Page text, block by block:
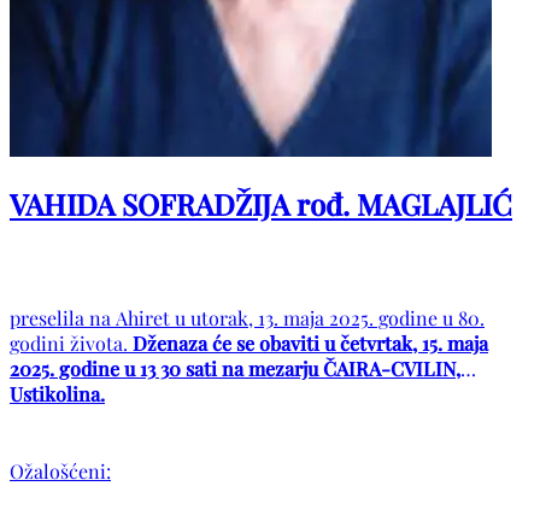
VAHIDA SOFRADŽIJA rođ. MAGLAJLIĆ
preselila na Ahiret u utorak, 13. maja 2025. godine u 80.
godini života. Dženaza će se obaviti u četvrtak, 15. maja
2025. godine u 13 30 sati na mezarju ČAIRA-CVILIN,
Ustikolina.
Ožalošćeni: